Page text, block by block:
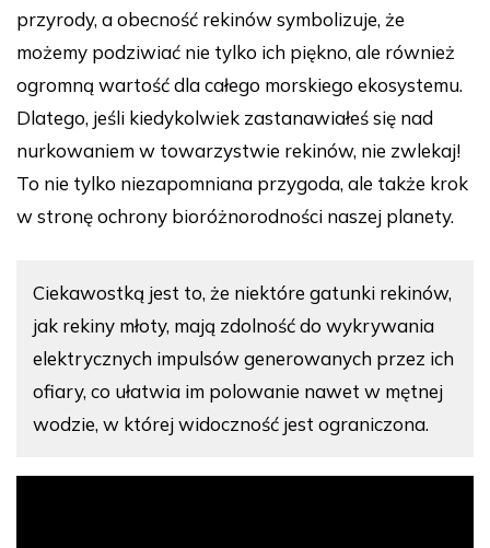
przyrody, a obecność rekinów symbolizuje, że
możemy podziwiać nie tylko ich piękno, ale również
ogromną wartość dla całego morskiego ekosystemu.
Dlatego, jeśli kiedykolwiek zastanawiałeś się nad
nurkowaniem w towarzystwie rekinów, nie zwlekaj!
To nie tylko niezapomniana przygoda, ale także krok
w stronę ochrony bioróżnorodności naszej planety.
Ciekawostką jest to, że niektóre gatunki rekinów,
jak rekiny młoty, mają zdolność do wykrywania
elektrycznych impulsów generowanych przez ich
ofiary, co ułatwia im polowanie nawet w mętnej
wodzie, w której widoczność jest ograniczona.